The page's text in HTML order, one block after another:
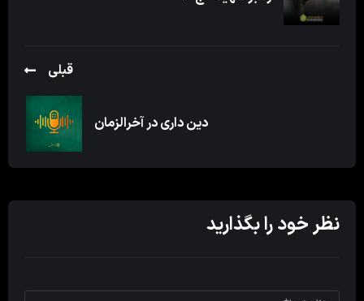
قبلی
دین داری در آخرالزمان
نظر خود را بگذارید